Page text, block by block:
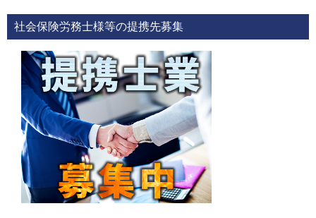
社会保険労務士様等の提携先募集